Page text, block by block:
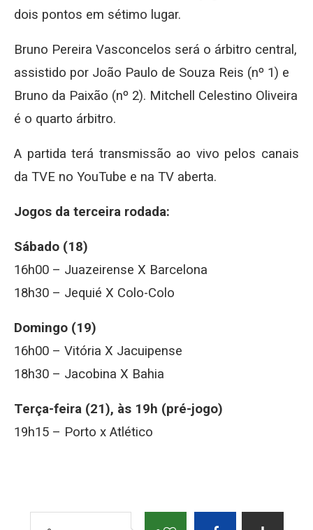
dois pontos em sétimo lugar.
Bruno Pereira Vasconcelos será o árbitro central,
assistido por João Paulo de Souza Reis (nº 1) e
Bruno da Paixão (nº 2). Mitchell Celestino Oliveira
é o quarto árbitro.
A partida terá transmissão ao vivo pelos canais
da TVE no YouTube e na TV aberta.
Jogos da terceira rodada:
Sábado (18)
16h00 – Juazeirense X Barcelona
18h30 – Jequié X Colo-Colo
Domingo (19)
16h00 – Vitória X Jacuipense
18h30 – Jacobina X Bahia
Terça-feira (21), às 19h (pré-jogo)
19h15 – Porto x Atlético